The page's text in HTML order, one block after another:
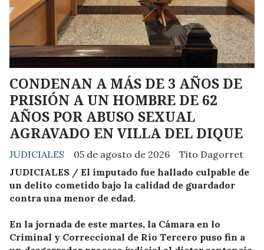
CONDENAN A MÁS DE 3 AÑOS DE
PRISIÓN A UN HOMBRE DE 62
AÑOS POR ABUSO SEXUAL
AGRAVADO EN VILLA DEL DIQUE
Tito Dagorret
JUDICIALES
05 de agosto de 2026
JUDICIALES / El imputado fue hallado culpable de
un delito cometido bajo la calidad de guardador
contra una menor de edad.
En la jornada de este martes, la Cámara en lo
Criminal y Correccional de Río Tercero puso fin a